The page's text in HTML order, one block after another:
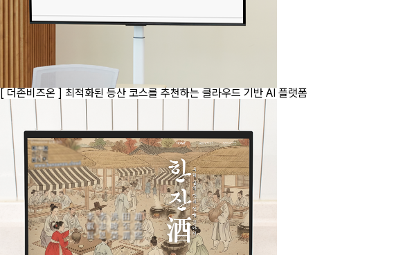
[ 더존비즈온 ] 최적화된 등산 코스를 추천하는 클라우드 기반 AI 플랫폼